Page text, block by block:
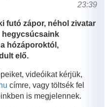
23:39
futó zápor, néhol zivatar
hegycsúcsaink
hózáporoktól,
elő.
videóikat kérjük,
címre, vagy töltsék fel
is megjelennek.